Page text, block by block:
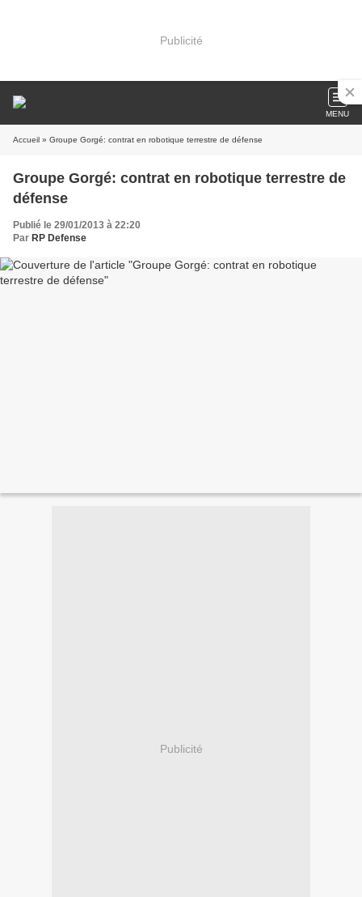
Publicité
MENU
Accueil » Groupe Gorgé: contrat en robotique terrestre de défense
Groupe Gorgé: contrat en robotique terrestre de
défense
Publié le 29/01/2013 à 22:20
Par RP Defense
Publicité